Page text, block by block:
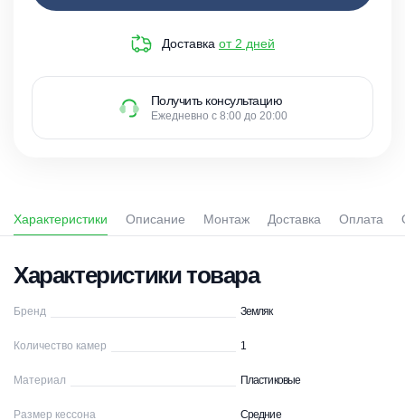
Доставка от 2 дней
Получить консультацию
Ежедневно с 8:00 до 20:00
Характеристики Описание Монтаж Доставка Оплата
Характеристики товара
Бренд Земляк
Количество камер 1
Материал Пластиковые
Размер кессона Средние